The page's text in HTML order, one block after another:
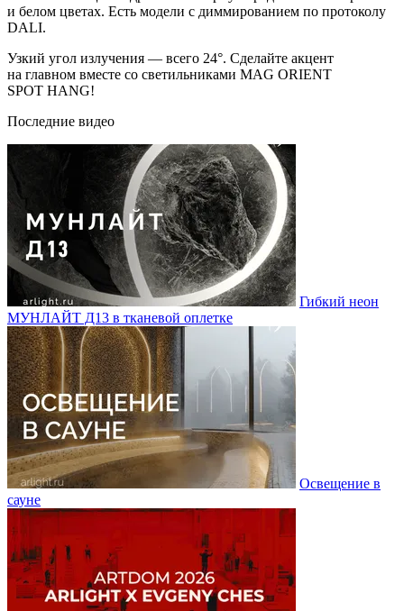
и белом цветах. Есть модели с диммированием по протоколу
DALI.
Узкий угол излучения — всего 24°. Сделайте акцент
на главном вместе со светильниками MAG ORIENT
SPOT HANG!
Последние видео
Гибкий неон
МУНЛАЙТ Д13 в тканевой оплетке
Освещение в
сауне